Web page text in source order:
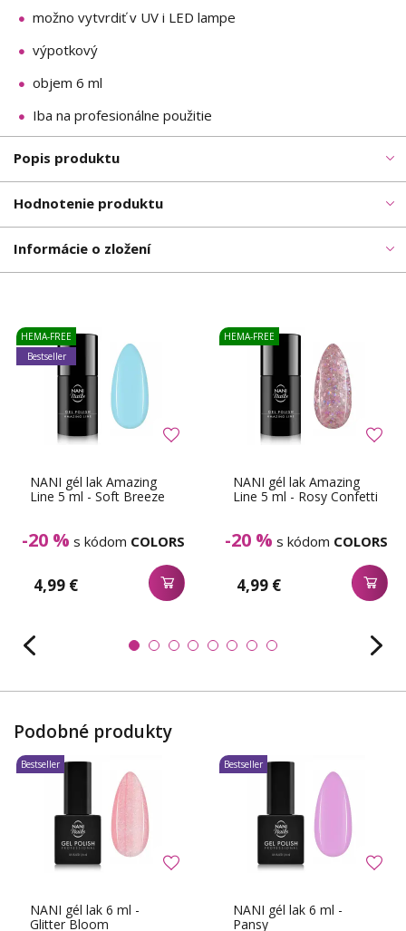
možno vytvrdiť v UV i LED lampe
výpotkový
objem 6 ml
Iba na profesionálne použitie
Popis produktu
Hodnotenie produktu
Informácie o zložení
NANI gél lak Amazing
Line 5 ml - Soft Breeze
-20 % s kódom COLORS
4,99 €
HEMA-FREE
Bestseller
NANI gél lak Amazing
Line 5 ml - Rosy Confetti
-20 % s kódom COLORS
4,99 €
HEMA-FREE
Podobné produkty
NANI gél lak 6 ml -
Glitter Bloom
Bestseller
NANI gél lak 6 ml -
Pansy
Bestseller